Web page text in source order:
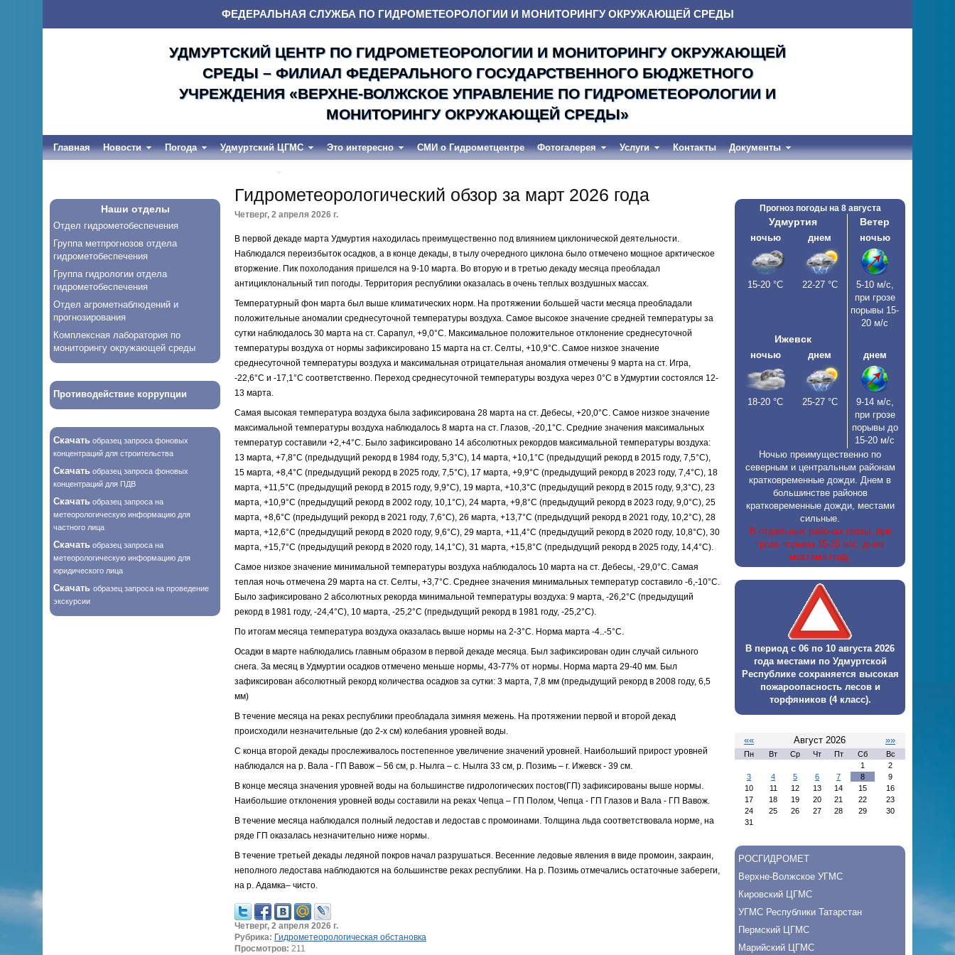
ФЕДЕРАЛЬНАЯ СЛУЖБА ПО ГИДРОМЕТЕОРОЛОГИИ И МОНИТОРИНГУ ОКРУЖАЮЩЕЙ СРЕДЫ
УДМУРТСКИЙ ЦЕНТР ПО ГИДРОМЕТЕОРОЛОГИИ И МОНИТОРИНГУ ОКРУЖАЮЩЕЙ
СРЕДЫ – ФИЛИАЛ ФЕДЕРАЛЬНОГО ГОСУДАРСТВЕННОГО БЮДЖЕТНОГО
УЧРЕЖДЕНИЯ «ВЕРХНЕ-ВОЛЖСКОЕ УПРАВЛЕНИЕ ПО ГИДРОМЕТЕОРОЛОГИИ И
МОНИТОРИНГУ ОКРУЖАЮЩЕЙ СРЕДЫ»
Главная Новости Погода Удмуртский ЦГМС Это интересно СМИ о Гидрометцентре Фотогалерея Услуги Контакты Документы
Наши отделы
Отдел гидрометобеспечения
Группа метпрогнозов отдела
гидрометобеспечения
Группа гидрологии отдела
гидрометобеспечения
Отдел агрометнаблюдений и
прогнозирования
Комплексная лаборатория по
мониторингу окружающей среды
Противодействие коррупции
Скачать образец запроса фоновых
концентраций для строительства
Скачать образец запроса фоновых
концентраций для ПДВ
Скачать образец запроса на
метеорологическую информацию для
частного лица
Скачать образец запроса на
метеорологическую информацию для
юридического лица
Скачать образец запроса на проведение
экскурсии
Прогноз погоды на 8 августа
Удмуртия Ветер
ночью днем ночью
15-20 °С 22-27°С
5-10 м/c,
при грозе
порывы 15-
20 м/с
Ижевск
ночью днем днем
18-20 °С 25-27°С
9-14 м/с,
при грозе
порывы до
15-20 м/с
Ночью преимущественно по
северным и центральным районам
кратковременные дожди. Днем в
большинстве районов
кратковременные дожди, местами
сильные.
В отдельных районах грозы, при
грозе порывы 15-20 м/с, днем
местами град.
В период с 06 по 10 августа 2026
года местами по Удмуртской
Республике сохраняется высокая
пожароопасность лесов и
торфяников (4 класс).
«« Август 2026 »»
Пн Вт Ср Чт Пт Сб
Вс
1
2
3
4 5 6 7 8
9
10
11 12 13 14 15
16
17
18 19 20 21 22
23
24
25 26 27 28 29
30
31
РОСГИДРОМЕТ
Верхне-Волжское УГМС
Кировский ЦГМС
УГМС Республики Татарстан
Пермский ЦГМС
Марийский ЦГМС
Гидрометеорологический обзор за март 2026 года
Четверг, 2 апреля 2026 г.
В первой декаде марта Удмуртия находилась преимущественно под влиянием циклонической деятельности.
Наблюдался переизбыток осадков, а в конце декады, в тылу очередного циклона было отмечено мощное арктическое
вторжение. Пик похолодания пришелся на 9-10 марта. Во вторую и в третью декаду месяца преобладал
антициклональный тип погоды. Территория республики оказалась в очень теплых воздушных массах.
Температурный фон марта был выше климатических норм. На протяжении большей части месяца преобладали
положительные аномалии среднесуточной температуры воздуха. Самое высокое значение средней температуры за
сутки наблюдалось 30 марта на ст. Сарапул, +9,0°С. Максимальное положительное отклонение среднесуточной
температуры воздуха от нормы зафиксировано 15 марта на ст. Селты, +10,9°С. Самое низкое значение
среднесуточной температуры воздуха и максимальная отрицательная аномалия отмечены 9 марта на ст. Игра,
-22,6°С и -17,1°С соответственно. Переход среднесуточной температуры воздуха через 0°С в Удмуртии состоялся 12-
13 марта.
Самая высокая температура воздуха была зафиксирована 28 марта на ст. Дебесы, +20,0°С. Самое низкое значение
максимальной температуры воздуха наблюдалось 8 марта на ст. Глазов, -20,1°С. Средние значения максимальных
температур составили +2,+4°С. Было зафиксировано 14 абсолютных рекордов максимальной температуры воздуха:
13 марта, +7,8°С (предыдущий рекорд в 1984 году, 5,3°С), 14 марта, +10,1°С (предыдущий рекорд в 2015 году, 7,5°С),
15 марта, +8,4°С (предыдущий рекорд в 2025 году, 7,5°С), 17 марта, +9,9°С (предыдущий рекорд в 2023 году, 7,4°С), 18
марта, +11,5°С (предыдущий рекорд в 2015 году, 9,9°С), 19 марта, +10,3°С (предыдущий рекорд в 2015 году, 9,3°С), 23
марта, +10,9°С (предыдущий рекорд в 2002 году, 10,1°С), 24 марта, +9,8°С (предыдущий рекорд в 2023 году, 9,0°С), 25
марта, +8,6°С (предыдущий рекорд в 2021 году, 7,6°С), 26 марта, +13,7°С (предыдущий рекорд в 2021 году, 10,2°С), 28
марта, +12,6°С (предыдущий рекорд в 2020 году, 9,6°С), 29 марта, +11,4°С (предыдущий рекорд в 2020 году, 10,8°С), 30
марта, +15,7°С (предыдущий рекорд в 2020 году, 14,1°С), 31 марта, +15,8°С (предыдущий рекорд в 2025 году, 14,4°С).
Самое низкое значение минимальной температуры воздуха наблюдалось 10 марта на ст. Дебесы, -29,0°С. Самая
теплая ночь отмечена 29 марта на ст. Селты, +3,7°С. Среднее значения минимальных температур составило -6,-10°С.
Было зафиксировано 2 абсолютных рекорда минимальной температуры воздуха: 9 марта, -26,2°С (предыдущий
рекорд в 1981 году, -24,4°С), 10 марта, -25,2°С (предыдущий рекорд в 1981 году, -25,2°С).
По итогам месяца температура воздуха оказалась выше нормы на 2-3°С. Норма марта -4..-5°С.
Осадки в марте наблюдались главным образом в первой декаде месяца. Был зафиксирован один случай сильного
снега. За месяц в Удмуртии осадков отмечено меньше нормы, 43-77% от нормы. Норма марта 29-40 мм. Был
зафиксирован абсолютный рекорд количества осадков за сутки: 3 марта, 7,8 мм (предыдущий рекорд в 2008 году, 6,5
мм)
В течение месяца на реках республики преобладала зимняя межень. На протяжении первой и второй декад
происходили незначительные (до 2-х см) колебания уровней воды.
С конца второй декады прослеживалось постепенное увеличение значений уровней. Наибольший прирост уровней
наблюдался на р. Вала - ГП Вавож – 56 см, р. Нылга – с. Нылга 33 см, р. Позимь – г. Ижевск - 39 см.
В конце месяца значения уровней воды на большинстве гидрологических постов(ГП) зафиксированы выше нормы.
Наибольшие отклонения уровней воды составили на реках Чепца – ГП Полом, Чепца - ГП Глазов и Вала - ГП Вавож.
В течение месяца наблюдался полный ледостав и ледостав с промоинами. Толщина льда соответствовала норме, на
ряде ГП оказалась незначительно ниже нормы.
В течение третьей декады ледяной покров начал разрушаться. Весенние ледовые явления в виде промоин, закраин,
неполного ледостава наблюдаются на большинстве реках республики. На р. Позимь отмечались остаточные забереги,
на р. Адамка– чисто.
Четверг, 2 апреля 2026 г.
Рубрика: Гидрометеорологическая обстановка
Просмотров: 211